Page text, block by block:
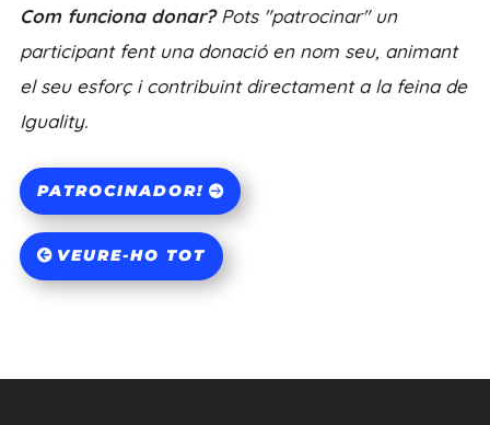
Com funciona donar?Pots "patrocinar" un
participant fent una donació en nom seu, animant
el seu esforç i contribuint directament a la feina de
Iguality.
PATROCINADOR!
VEURE-HO TOT